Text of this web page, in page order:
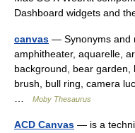
Dashboard widgets and
canvas — Synonyms and
amphitheater, aquarelle,
background, bear garden,
brush, bull ring, camera
Moby Thesaurus
ACD Canvas — is a